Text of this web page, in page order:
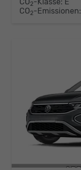
2
CO2-Emissionen: